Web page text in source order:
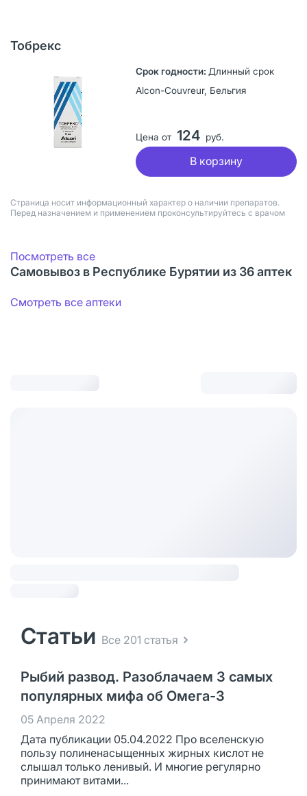
Тобрекс
Длинный срок
Alcon-Couvreur, Бельгия
Цена от 124 руб.
В корзину
Страница носит информационный характер о наличии препаратов.
Перед назначением и применением проконсультируйтесь с врачом
Посмотреть все
Самовывоз в Республике Бурятии из 36 аптек
Смотреть все аптеки
Статьи Все 201 статья
Рыбий развод. Разоблачаем 3 самых
популярных мифа об Омега-3
05 Апреля 2022
Дата публикации 05.04.2022 Про вселенскую
пользу полиненасыщенных жирных кислот не
слышал только ленивый. И многие регулярно
принимают витами...